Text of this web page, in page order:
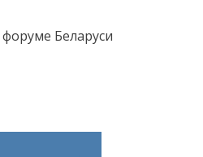
Беларуси